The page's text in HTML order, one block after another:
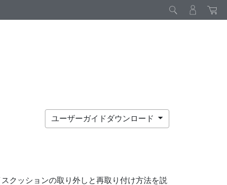
ユーザーガイドダウンロード
クッションの取り外しと再取り付け方法を説